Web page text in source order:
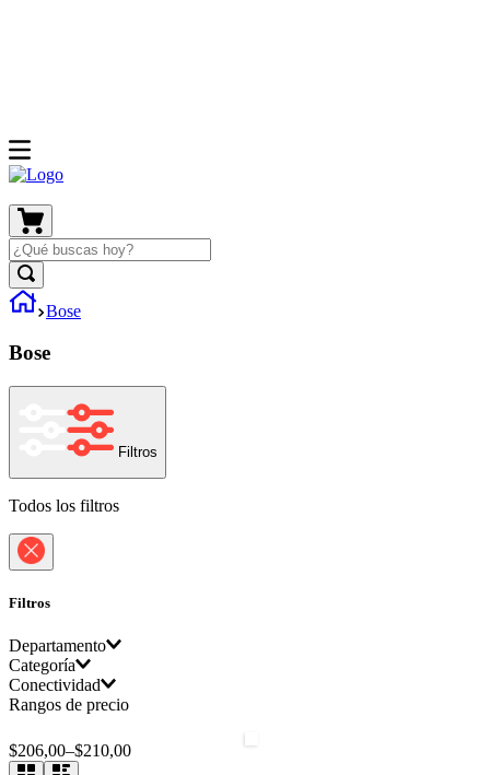
Bose
Bose
Filtros
Todos los filtros
Filtros
Departamento
Audio
Categoría
Mini Parlantes
Conectividad
Rangos de precio
$206,00–$210,00